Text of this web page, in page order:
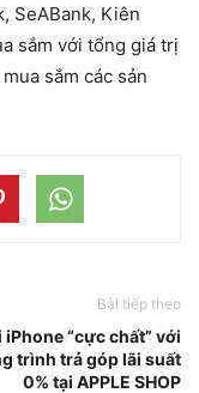
SeABank, Kiên
sắm với tổng giá trị
sắm các sản
Bài tiếp theo
iPhone “cực chất” với
trình trả góp lãi suất
0% tại APPLE SHOP